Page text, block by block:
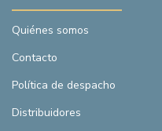
Quiénes somos
Contacto
Política de despacho
Distribuidores